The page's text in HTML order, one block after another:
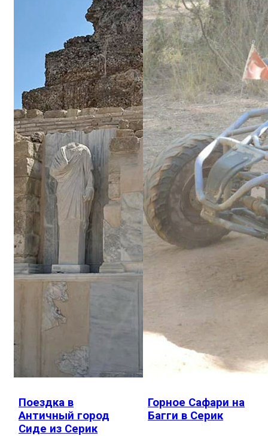
Поездка в
Античный город
Сиде из Серик
Горное Сафари на
Багги в Серик